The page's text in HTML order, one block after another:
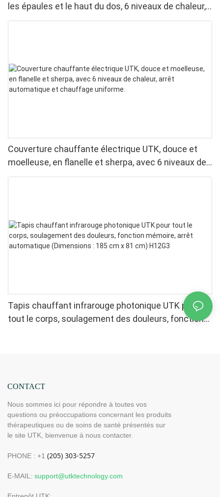
les épaules et le haut du dos, 6 niveaux de chaleur,
lavable en machine
Couverture chauffante électrique UTK, douce et
moelleuse, en flanelle et sherpa, avec 6 niveaux de
chaleur, arrêt automatique et chauffage uniforme.
Tapis chauffant infrarouge photonique UTK pour
tout le corps, soulagement des douleurs, fonction
CONTACT
Nous sommes ici pour répondre à toutes vos
questions ou préoccupations concernant les produits
thérapeutiques ou de soins de santé présentés sur
le site UTK, bienvenue à nous contacter.
PHONE : +1
E-MAIL: support@utktechnology.com